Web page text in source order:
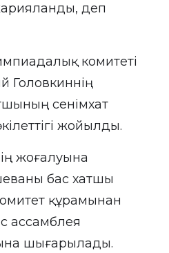
деп
комитеті
Головкиннің
сенімхат
жойылды.
жоғалуына
бас хатшы
құрамынан
ассамблея
шығарылады.